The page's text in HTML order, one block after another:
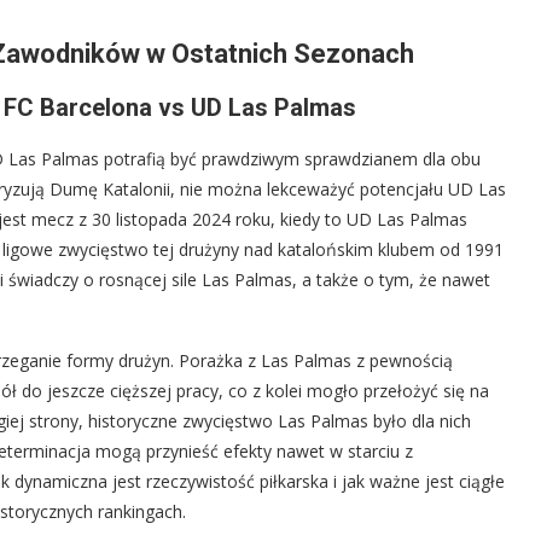
w Ostatnich Sezonach
Barcelona vs UD Las Palmas
Palmas potrafią być prawdziwym sprawdzianem dla obu
Dumę Katalonii, nie można lekceważyć potencjału UD Las
mecz z 30 listopada 2024 roku, kiedy to UD Las Palmas
zwycięstwo tej drużyny nad katalońskim klubem od 1991
o rosnącej sile Las Palmas, a także o tym, że nawet
formy drużyn. Porażka z Las Palmas z pewnością
do jeszcze cięższej pracy, co z kolei mogło przełożyć się na
strony, historyczne zwycięstwo Las Palmas było dla nich
mogą przynieść efekty nawet w starciu z
jest rzeczywistość piłkarska i jak ważne jest ciągłe
rankingach.